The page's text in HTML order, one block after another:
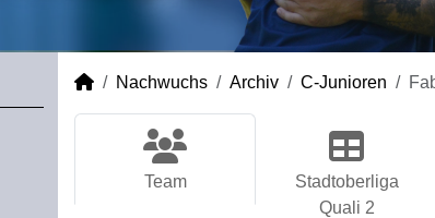
Nachwuchs Archiv C-Junioren
Team
Stadtoberliga
Quali 2